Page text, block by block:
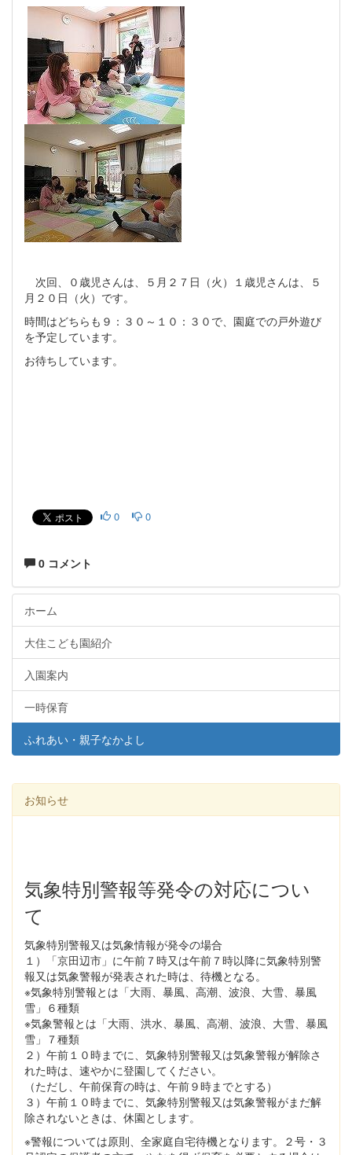
次回、０歳児さんは、５月２７日（火）１歳児さんは、５
月２０日（火）です。
時間はどちらも９：３０～１０：３０で、園庭での戸外遊び
を予定しています。
お待ちしています。
0 0
0 コメント
ホーム
大住こども園紹介
入園案内
一時保育
ふれあい・親子なかよし
お知らせ
気象特別警報等発令の対応につい
て
気象特別警報又は気象情報が発令の場合
１）「京田辺市」に午前７時又は午前７時以降に気象特別警
報又は気象警報が発表された時は、待機となる。
※気象特別警報とは「大雨、暴風、高潮、波浪、大雪、暴風
雪」６種類
※気象警報とは「大雨、洪水、暴風、高潮、波浪、大雪、暴風
雪」７種類
２）午前１０時までに、気象特別警報又は気象警報が解除さ
れた時は、速やかに登園してください。
（ただし、午前保育の時は、午前９時までとする）
３）午前１０時までに、気象特別警報又は気象警報がまだ解
除されないときは、休園とします。
※警報については原則、全家庭自宅待機となります。２号・３